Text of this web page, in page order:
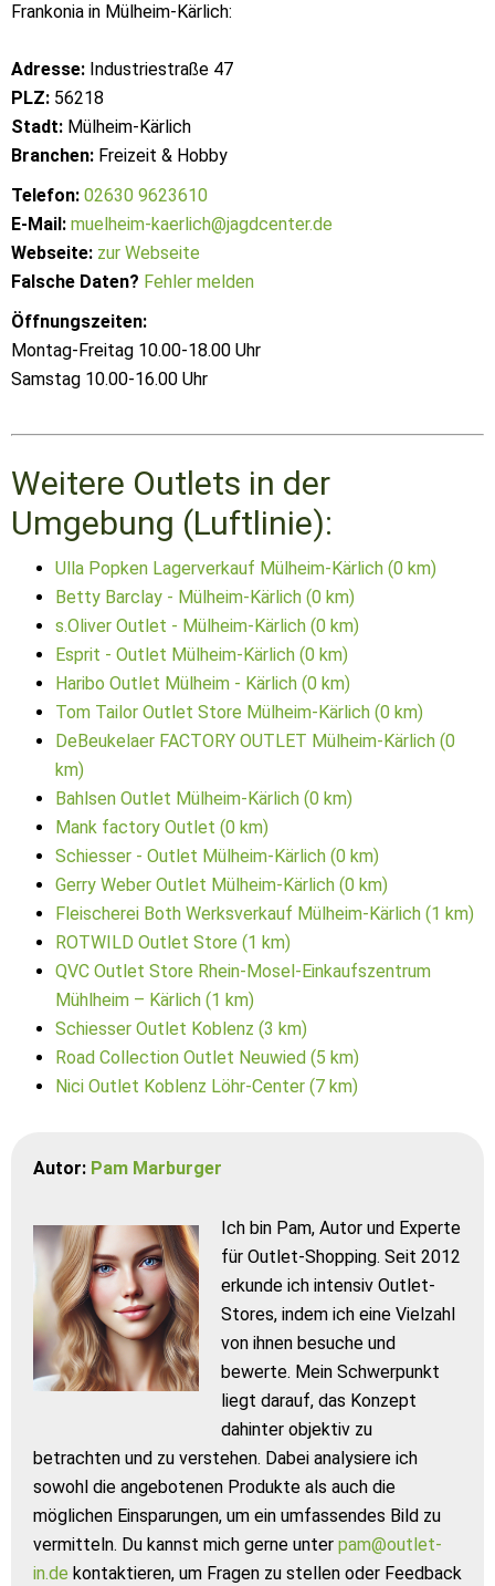
Frankonia in Mülheim-Kärlich:
Adresse: Industriestraße 47
PLZ: 56218
Stadt: Mülheim-Kärlich
Branchen: Freizeit & Hobby
Telefon: 02630 9623610
E-Mail: muelheim-kaerlich@jagdcenter.de
Webseite: zur Webseite
Falsche Daten? Fehler melden
Öffnungszeiten:
Montag-Freitag 10.00-18.00 Uhr
Samstag 10.00-16.00 Uhr
Weitere Outlets in der
Umgebung (Luftlinie):
Ulla Popken Lagerverkauf Mülheim-Kärlich (0 km)
Betty Barclay - Mülheim-Kärlich (0 km)
s.Oliver Outlet - Mülheim-Kärlich (0 km)
Esprit - Outlet Mülheim-Kärlich (0 km)
Haribo Outlet Mülheim - Kärlich (0 km)
Tom Tailor Outlet Store Mülheim-Kärlich (0 km)
DeBeukelaer FACTORY OUTLET Mülheim-Kärlich (0
km)
Bahlsen Outlet Mülheim-Kärlich (0 km)
Mank factory Outlet (0 km)
Schiesser - Outlet Mülheim-Kärlich (0 km)
Gerry Weber Outlet Mülheim-Kärlich (0 km)
Fleischerei Both Werksverkauf Mülheim-Kärlich (1 km)
ROTWILD Outlet Store (1 km)
QVC Outlet Store Rhein-Mosel-Einkaufszentrum
Mühlheim – Kärlich (1 km)
Schiesser Outlet Koblenz (3 km)
Road Collection Outlet Neuwied (5 km)
Nici Outlet Koblenz Löhr-Center (7 km)
Autor: Pam Marburger
Ich bin Pam, Autor und Experte
für Outlet-Shopping. Seit 2012
erkunde ich intensiv Outlet-
Stores, indem ich eine Vielzahl
von ihnen besuche und
bewerte. Mein Schwerpunkt
liegt darauf, das Konzept
dahinter objektiv zu
betrachten und zu verstehen. Dabei analysiere ich
sowohl die angebotenen Produkte als auch die
möglichen Einsparungen, um ein umfassendes Bild zu
vermitteln. Du kannst mich gerne unter pam@outlet-
in.de kontaktieren, um Fragen zu stellen oder Feedback